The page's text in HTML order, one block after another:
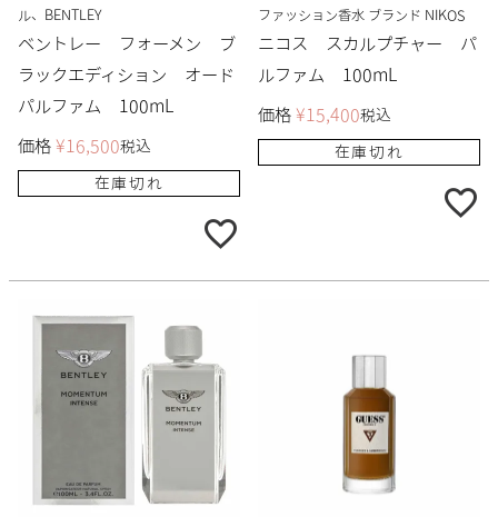
ル、BENTLEY
ベントレー フォーメン ブ
ラックエディション オード
パルファム 100mL
価格 ¥16,500税込
在庫切れ
ファッション香水 ブランド NIKOS
ニコス スカルプチャー パ
ルファム 100mL
価格 ¥15,400税込
在庫切れ